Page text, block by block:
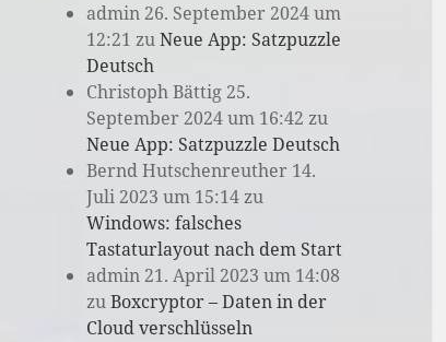
admin26. September 2024 um
12:21 zuNeue App: Satzpuzzle
Deutsch
Christoph Bättig25.
September 2024 um 16:42 zu
Neue App: Satzpuzzle Deutsch
Bernd Hutschenreuther 14.
Juli 2023 um 15:14zu
Windows: falsches
Tastaturlayout nach dem Start
admin21. April 2023 um 14:08
zuBoxcryptor – Daten in der
Cloud verschlüsseln